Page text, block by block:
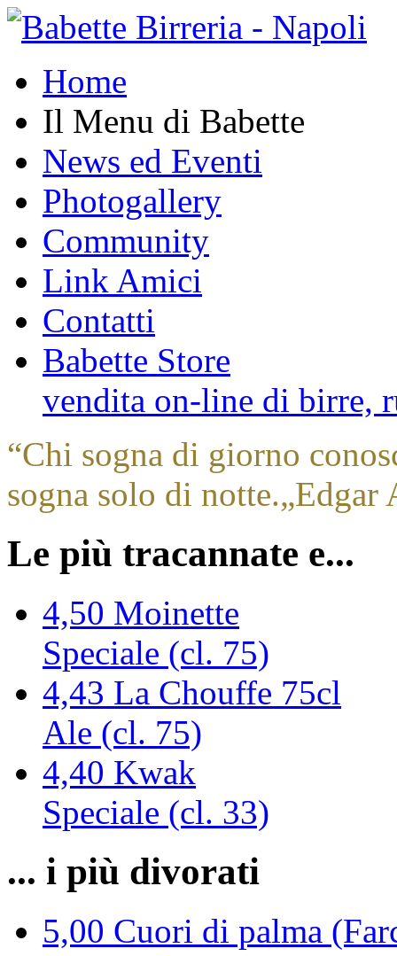
Home
Il Menu di Babette
News ed Eventi
Photogallery
Community
Link Amici
Contatti
Babette Store
vendita on-line di birre,
“Chi sogna di giorno
sogna solo di notte.„Edgar
Le più tracannate e...
4,50 Moinette
Speciale (cl. 75)
4,43 La Chouffe 75cl
Ale (cl. 75)
4,40 Kwak
Speciale (cl. 33)
... i più divorati
5,00 Cuori di palma